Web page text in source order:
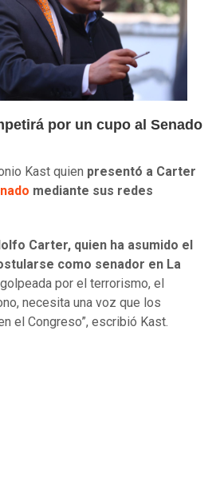
por un cupo al Senado
Kast quien presentó a Carter
mediante sus redes
Carter, quien ha asumido el
como senador en La
por el terrorismo, el
necesita una voz que los
el Congreso”, escribió Kast.